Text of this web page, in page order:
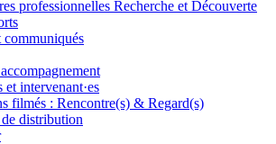
professionnelles Recherche et Découverte
communiqués
et intervenant·es
filmés : Rencontre(s) & Regard(s)
de distribution